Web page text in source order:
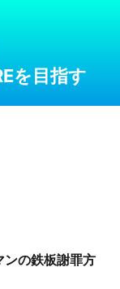
を目指す
ンの鉄板謝罪方